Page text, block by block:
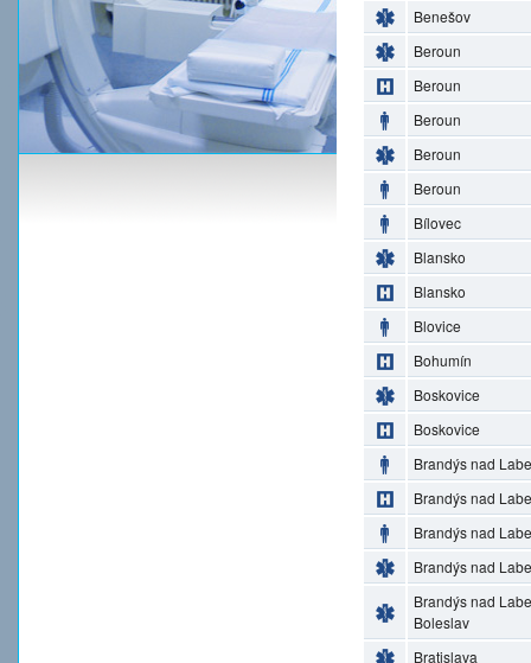
Benešov
Beroun
Beroun
Beroun
Beroun
Beroun
Bílovec
Blansko
Blansko
Blovice
Bohumín
Boskovice
Boskovice
Brandýs nad
Brandýs nad
Brandýs nad
Brandýs nad
Brandýs nad
Boleslav
Bratislava